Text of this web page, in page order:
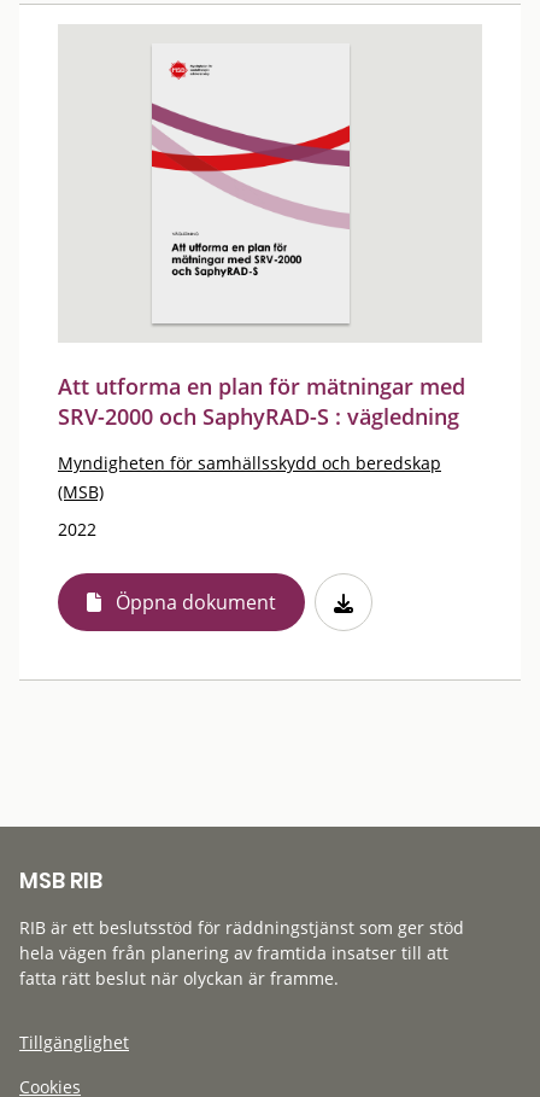
Att utforma en plan för mätningar med
SRV-2000 och SaphyRAD-S : vägledning
Myndigheten för samhällsskydd och beredskap
(MSB)
2022
Öppna dokument
MSB RIB
RIB är ett beslutsstöd för räddningstjänst som ger stöd
hela vägen från planering av framtida insatser till att
fatta rätt beslut när olyckan är framme.
Tillgänglighet
Cookies